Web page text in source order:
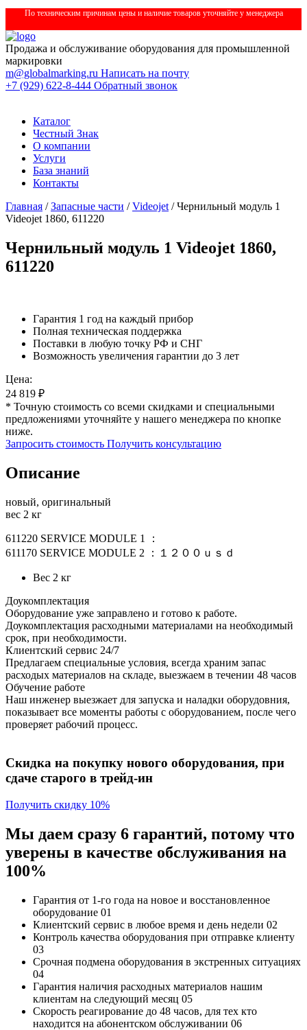
По техническим причинам цены и наличие товаров уточняйте у менеджера
Продажа и обслуживание оборудования для промышленной
маркировки
m@globalmarking.ru Написать на почту
+7 (929) 622-8-444 Обратный звонок
Каталог
Честный Знак
О компании
Услуги
База знаний
Контакты
Главная /Запасные части /Videojet / Чернильный модуль 1
Videojet 1860, 611220
Чернильный модуль 1 Videojet 1860,
611220
Гарантия 1 год на каждый прибор
Полная техническая поддержка
Поставки в любую точку РФ и СНГ
Возможность увеличения гарантии до 3 лет
Цена:
24 819 ₽
* Точную стоимость со всеми скидками и специальными
предложениями уточняйте у нашего менеджера по кнопке
ниже.
Запросить стоимость Получить консультацию
Описание
новый, оригинальный
вес 2 кг
611220 SERVICE MODULE 1 ：
611170 SERVICE MODULE 2 ：１２００ｕｓｄ
Вес 2 кг
Доукомплектация
Оборудование уже заправлено и готово к работе.
Доукомплектация расходными материалами на необходимый
срок, при необходимости.
Клиентский сервис 24/7
Предлагаем специальные условия, всегда храним запас
расходых материалов на складе, выезжаем в течении 48 часов
Обучение работе
Наш инженер выезжает для запуска и наладки оборудовния,
показывает все моменты работы с оборудованием, после чего
проверяет рабочий процесс.
Скидка на покупку нового оборудования, при
сдаче старого в трейд-ин
Получить скидку 10%
Мы даем сразу 6 гарантий, потому что
уверены в качестве обслуживания на
100%
Гарантия от 1-го года на новое и восстановленное
оборудование 01
Клиентский сервис в любое время и день недели 02
Контроль качества оборудования при отправке клиенту
03
Срочная подмена оборудования в экстренных ситуациях
04
Гарантия наличия расходных материалов нашим
клиентам на следующий месяц 05
Скорость реагирование до 48 часов, для тех кто
находится на абонентском обслуживании 06